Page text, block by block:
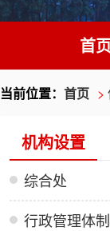
首
当前位置： 首页 >
机构设置
综合处
行政管理体